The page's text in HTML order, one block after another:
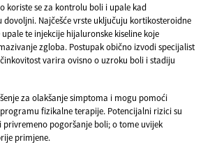
koriste se za kontrolu boli i upale kad
Najčešće vrste uključuju kortikosteroidne
te injekcije hijaluronske kiseline koje
zgloba. Postupak obično izvodi specijalist
varira ovisno o uzroku boli i stadiju
za olakšanje simptoma i mogu pomoći
fizikalne terapije. Potencijalni rizici su
privremeno pogoršanje boli; o tome uvijek
primjene.